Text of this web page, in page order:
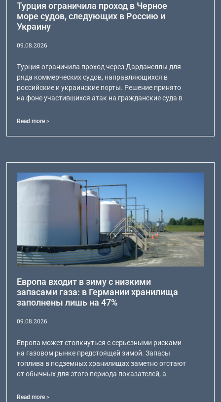
Турция ограничила проход в Черное
море судов, следующих в Россию и
Украину
09.08.2026
Турция ограничила проход через Дарданеллы для
ряда коммерческих судов, направляющихся в
российские и украинские порты. Решение принято
на фоне участившихся атак на гражданские суда в
Read more >
Европа входит в зиму с низкими
запасами газа: в Германии хранилища
заполнены лишь на 47%
09.08.2026
Европа может столкнуться с серьезными рисками
на газовом рынке предстоящей зимой. Запасы
топлива в подземных хранилищах заметно отстают
от обычных для этого периода показателей, а
Read more >